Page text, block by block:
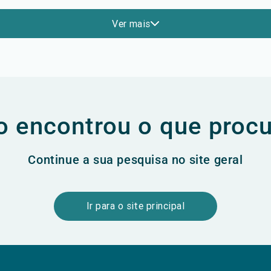
Ver mais
encontrou o que
Continue a sua pesquisa no site geral
Ir para o site principal